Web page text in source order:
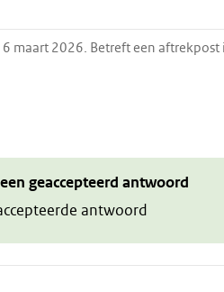
maart 2026. Betreft een aftrekpost
geaccepteerd antwoord
antwoord